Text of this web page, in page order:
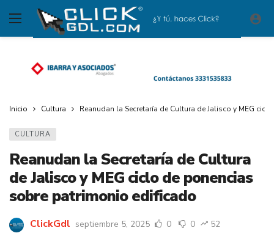
Inicio Cultura Reanudan la Secretaría de Cultura de Jalisco y MEG
CULTURA
Reanudan la Secretaría de Cultura
de Jalisco y MEG ciclo de ponencias
sobre patrimonio edificado
ClickGdl septiembre 5, 2025 0 0 52